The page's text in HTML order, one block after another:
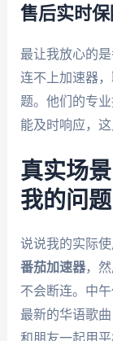
售后实时
最让我放心的
连不上加速器
题。他们的专
能及时响应，
真实场
我的问题
说说我的实际
番茄加速器，
不会断连。中
最新的华语歌